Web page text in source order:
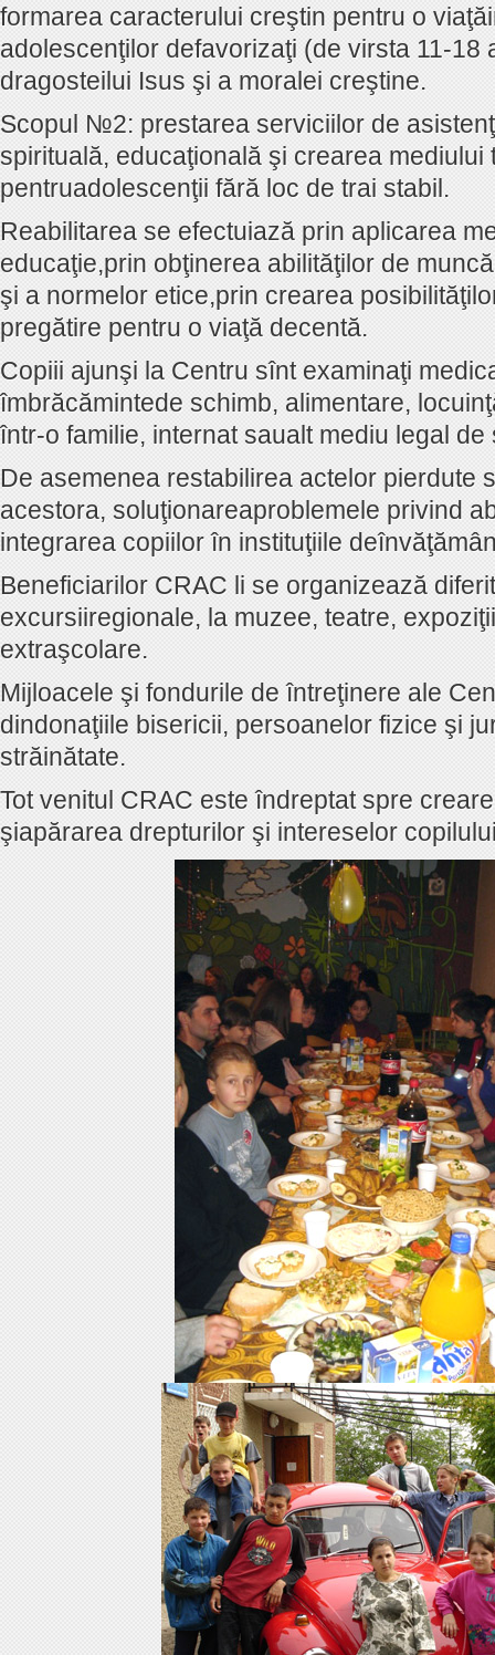
formarea caracterului creştin pentru o
adolescenţilor defavorizaţi (de virsta 11-18
dragosteilui Isus şi a moralei creştine.
Scopul №2: prestarea serviciilor de
spirituală, educaţională şi crearea mediului
pentruadolescenţii fără loc de trai stabil.
Reabilitarea se efectuiază prin aplicarea
educaţie,prin obţinerea abilităţilor de
şi a normelor etice,prin crearea
pregătire pentru o viaţă decentă.
Copiii ajunşi la Centru sînt examinaţi
îmbrăcămintede schimb, alimentare,
într-o familie, internat saualt mediu legal de
De asemenea restabilirea actelor pierdute
acestora, soluţionareaproblemele privind
integrarea copiilor în instituţiile
Beneficiarilor CRAC li se organizează
excursiiregionale, la muzee, teatre,
extraşcolare.
Mijloacele şi fondurile de întreţinere ale
dindonaţiile bisericii, persoanelor fizice şi
străinătate.
Tot venitul CRAC este îndreptat spre
şiapărarea drepturilor şi intereselor